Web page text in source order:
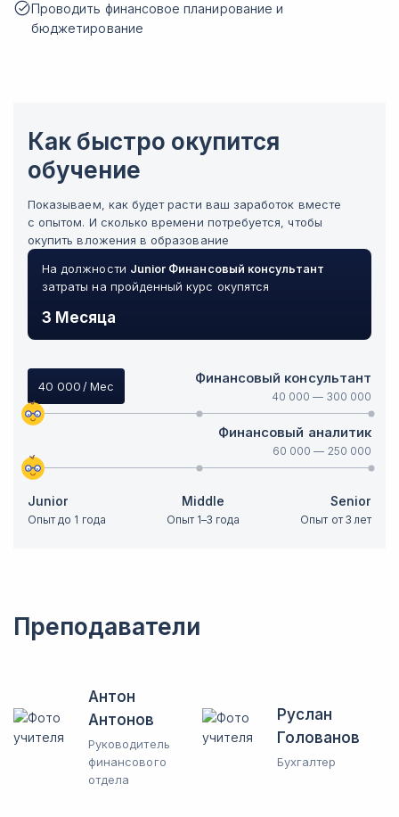
Проводить финансовое планирование и
бюджетирование
Как быстро окупится
обучение
Показываем, как будет расти ваш заработок вместе
с опытом. И сколько времени потребуется, чтобы
окупить вложения в образование
На должности Junior Финансовый консультант
затраты на пройденный курс окупятся
3 Месяца
40 000 / Мес Финансовый консультант
40 000 — 300 000
Финансовый аналитик
60 000 — 250 000
Junior
Опыт до 1 года
Middle
Опыт 1–3 года
Senior
Опыт от 3 лет
Преподаватели
Антон
Антонов
Руководитель
финансового
отдела
Руслан
Голованов
Бухгалтер